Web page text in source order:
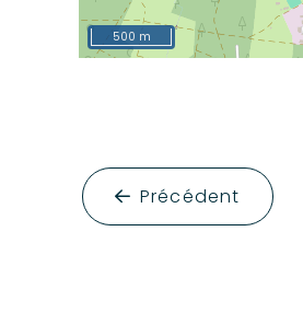
500 m
Précédent